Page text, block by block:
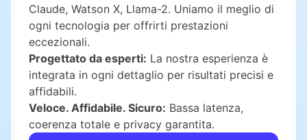
Claude, Watson X, Llama-2. Uniamo il meglio di
ogni tecnologia per offrirti prestazioni
eccezionali.
Progettato da esperti: La nostra esperienza è
integrata in ogni dettaglio per risultati precisi e
affidabili.
Veloce. Affidabile. Sicuro: Bassa latenza,
coerenza totale e privacy garantita.